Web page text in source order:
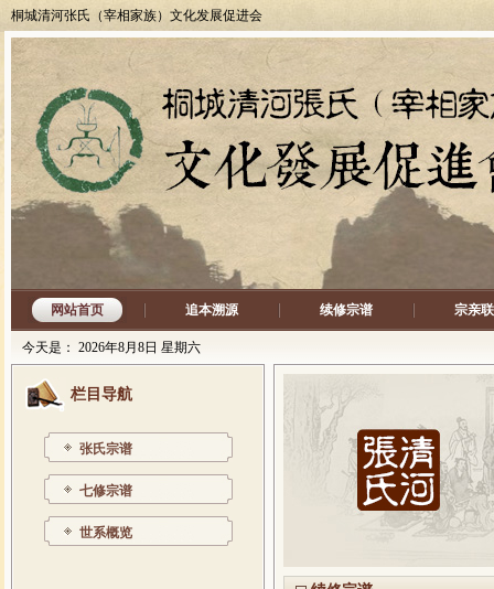
桐城清河张氏（宰相家族）文化发展促进会
网站首页 追本溯源 续修宗谱 宗亲
今天是： 2026年8月8日 星期六
栏目导航
张氏宗谱
七修宗谱
世系概览